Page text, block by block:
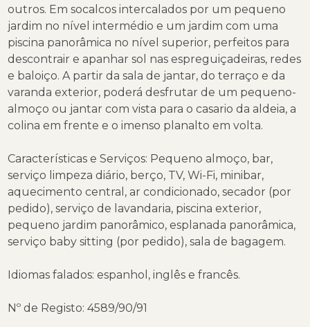
outros. Em socalcos intercalados por um pequeno
jardim no nível intermédio e um jardim com uma
piscina panorâmica no nível superior, perfeitos para
descontrair e apanhar sol nas espreguiçadeiras, redes
e baloiço. A partir da sala de jantar, do terraço e da
varanda exterior, poderá desfrutar de um pequeno-
almoço ou jantar com vista para o casario da aldeia, a
colina em frente e o imenso planalto em volta.
Características e Serviços: Pequeno almoço, bar,
serviço limpeza diário, berço, TV, Wi-Fi, minibar,
aquecimento central, ar condicionado, secador (por
pedido), serviço de lavandaria, piscina exterior,
pequeno jardim panorâmico, esplanada panorâmica,
serviço baby sitting (por pedido), sala de bagagem.
Idiomas falados: espanhol, inglês e francês.
Nº de Registo: 4589/90/91